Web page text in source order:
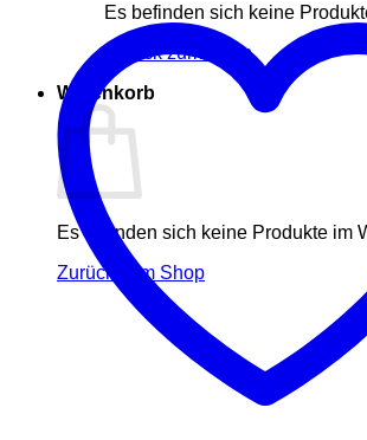
Es befinden sich keine
Zurück zum Shop
Warenkorb
Es befinden sich keine Produkte im
Zurück zum Shop